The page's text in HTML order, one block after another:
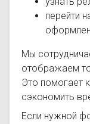
перейти
Мы
отображаем
Это помогает
сэкономить
Если нужной